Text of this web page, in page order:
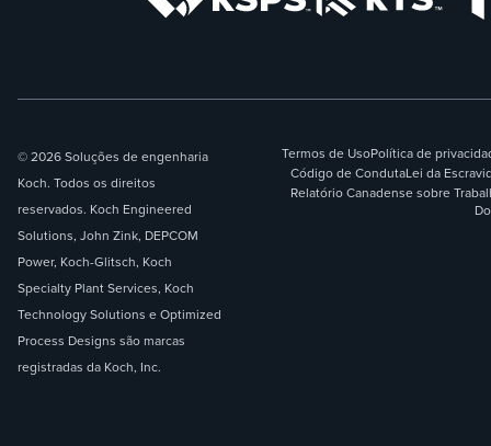
© 2026 Soluções de engenharia
Koch. Todos os direitos
reservados. Koch Engineered
Solutions, John Zink, DEPCOM
Power, Koch-Glitsch, Koch
Specialty Plant Services, Koch
Technology Solutions e Optimized
Process Designs são marcas
registradas da Koch, Inc.
Termos de UsoPolítica de
Código de CondutaLei da
Relatório Canadense sobre